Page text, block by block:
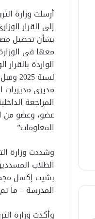
أرسلت وزارة
بشأن تحصيل
معها فى
لسنة
مديرى مديريات
المراجعة
عضو، وعضو من
المعلومات”
وشددت وزارة
المدرسة – ما تم